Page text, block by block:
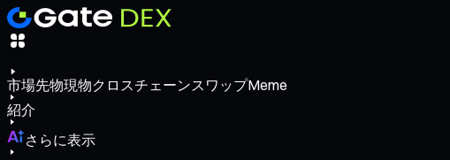
市場先物現物クロスチェーンスワップMeme
紹介
さらに表示